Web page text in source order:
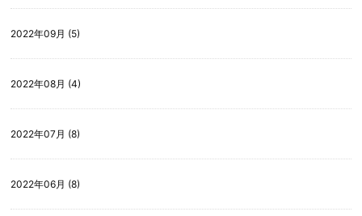
2022年09月 (5)
2022年08月 (4)
2022年07月 (8)
2022年06月 (8)